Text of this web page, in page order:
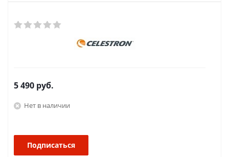
5 490 руб.
Нет в наличии
Подписаться